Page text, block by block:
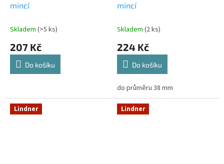
mincí
Skladem (>5 ks)
207 Kč
Do košíku
mincí
Skladem (2 ks)
224 Kč
Do košíku
do průměru 38 mm
Lindner Lindner